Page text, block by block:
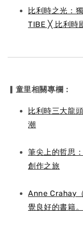
比利時之光：
TIBE ╳ 比利時
▎童里相關專欄：
比利時三大龍
潮
筆尖上的哲思
創作之旅
Anne Crahay
覺良好的書籍。